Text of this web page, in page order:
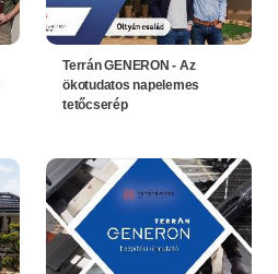
Terrán GENERON - Az
ökotudatos napelemes
tetőcserép